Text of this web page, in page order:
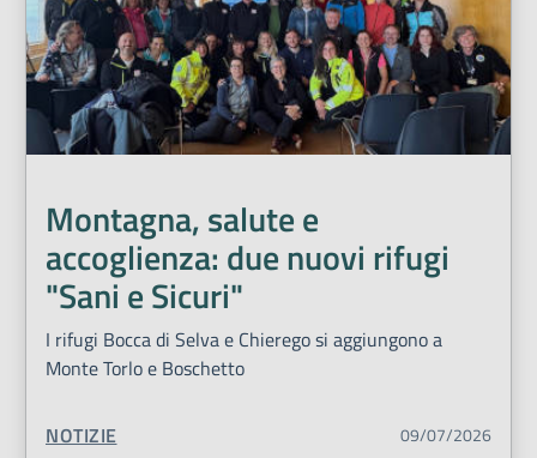
Montagna, salute e
accoglienza: due nuovi rifugi
"Sani e Sicuri"
I rifugi Bocca di Selva e Chierego si aggiungono a
Monte Torlo e Boschetto
TIPO CONTENUTO:
NOTIZIE 09/07/2026